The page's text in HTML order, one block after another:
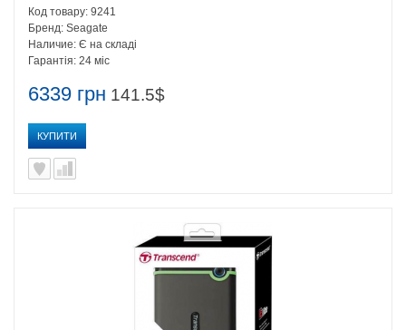
6339 грн 141.5$
КУПИТИ
Код товару: 9241
Бренд: Seagate
Наличие: Є на складі
Гарантія: 24 міс